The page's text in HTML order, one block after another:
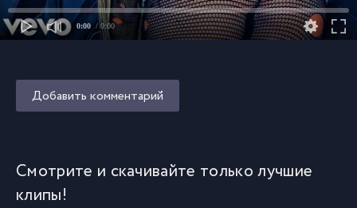
0:00 / 0:00
Добавить комментарий
Смотрите и скачивайте только лучшие
клипы!